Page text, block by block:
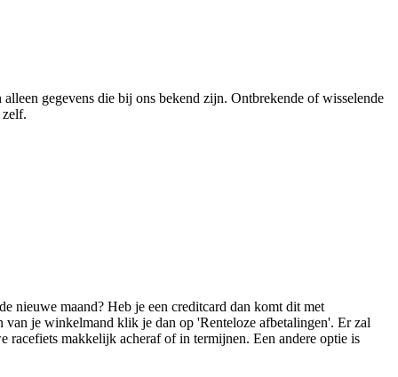
gegevens die bij ons bekend zijn. Ontbrekende of wisselende
nieuwe maand? Heb je een creditcard dan komt dit met
je winkelmand klik je dan op 'Renteloze afbetalingen'. Er zal
racefiets makkelijk acheraf of in termijnen. Een andere optie is